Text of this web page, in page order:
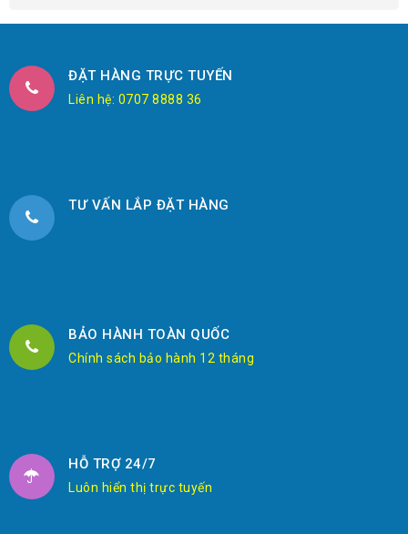
ĐẶT HÀNG TRỰC TUYẾN
Liên hệ: 0707 8888 36
TƯ VẤN LẮP ĐẶT HÀNG
BẢO HÀNH TOÀN QUỐC
Chính sách bảo hành 12 tháng
HỖ TRỢ 24/7
Luôn hiển thị trực tuyến